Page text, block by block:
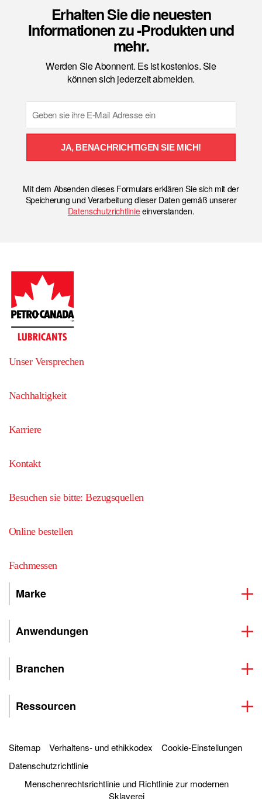
Erhalten Sie die neuesten
Informationen zu -Produkten und
mehr.
Werden Sie Abonnent. Es ist kostenlos. Sie
können sich jederzeit abmelden.
JA, BENACHRICHTIGEN SIE MICH!
Mit dem Absenden dieses Formulars erklären Sie sich mit der
Speicherung und Verarbeitung dieser Daten gemäß unserer
Datenschutzrichtlinieeinverstanden.
Unser Versprechen
Nachhaltigkeit
Karriere
Kontakt
Besuchen sie bitte: Bezugsquellen
Online bestellen
Fachmessen
Marke
Anwendungen
Branchen
Ressourcen
Sitemap Verhaltens- und ethikkodex
Cookie-Einstellungen
Datenschutzrichtlinie
Menschenrechtsrichtlinie und Richtlinie zur modernen
Sklaverei